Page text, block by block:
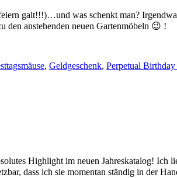
galt!!!)…und was schenkt man?
den anstehenden neuen Gartenmöbeln 😉 !
, Geldgeschenk, Perpetual Birthday
Highlight im neuen Jahreskatalog! Ich
dass ich sie momentan ständig in der